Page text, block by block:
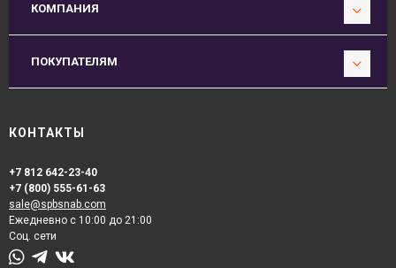
КОМПАНИЯ
ПОКУПАТЕЛЯМ
КОНТАКТЫ
+7 812 642-23-40
+7 (800) 555-61-63
sale@spbsnab.com
Ежедневно с 10:00 до 21:00
Соц. сети